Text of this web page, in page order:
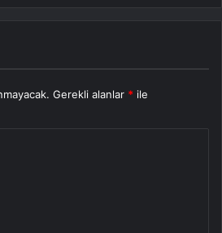
Gerekli alanlar * ile